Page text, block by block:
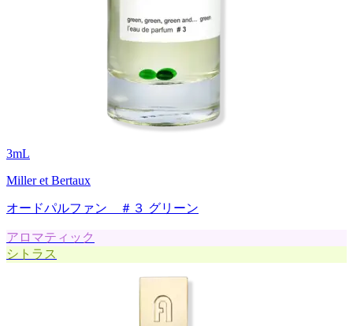
3mL
Miller et Bertaux
オードパルファン ＃３ グリーン
アロマティック
シトラス